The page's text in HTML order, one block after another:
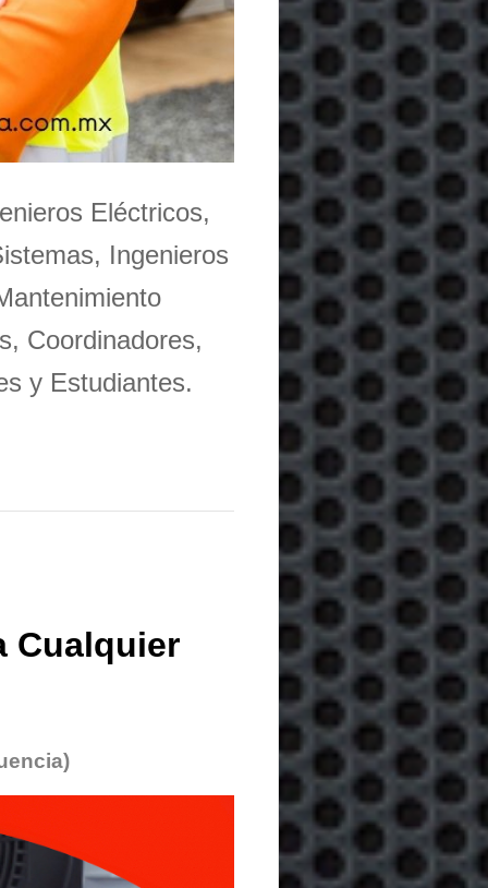
Eléctricos,
Ingenieros
Coordinadores,
y Estudiantes.
Cualquier